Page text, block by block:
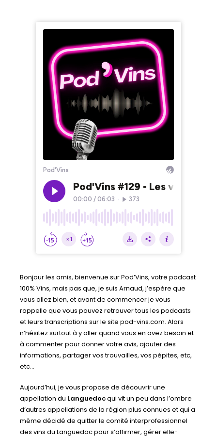
Bonjour les amis, bienvenue sur Pod’Vins, votre podcast
100% Vins, mais pas que, je suis Arnaud, j’espère que
vous allez bien, et avant de commencer je vous
rappelle que vous pouvez retrouver tous les podcasts
et leurs transcriptions sur le site pod-vins.com. Alors
n’hésitez surtout à y aller quand vous en avez besoin et
à commenter pour donner votre avis, ajouter des
informations, partager vos trouvailles, vos pépites, etc,
etc…
Aujourd’hui, je vous propose de découvrir une
appellation du Languedocqui vit un peu dans l’ombre
d’autres appellations de la région plus connues et qui a
même décidé de quitter le comité interprofessionnel
des vins du Languedoc pour s’affirmer, gérer elle-